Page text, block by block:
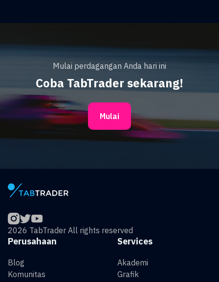
Mulai perdagangan Anda hari ini
Coba TabTrader sekarang!
Mulai
2026 TabTrader All rights reserved
Services
Akademi
Grafik
Perusahaan
Blog
Komunitas